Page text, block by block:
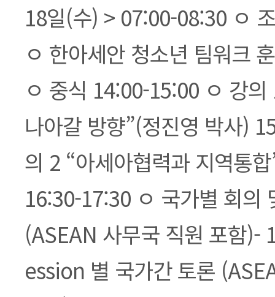
18일(수) > 07:00-08:30 ㅇ
ㅇ 한아세안 청소년 팀워크
ㅇ 중식 14:00-15:00 ㅇ 강
나아갈 방향”(정진영 박사)
의 2 “아세아협력과 지역통
16:30-17:30 ㅇ 국가별 회의
(ASEAN 사무국 직원 포함)-
ession 별 국가간 토론